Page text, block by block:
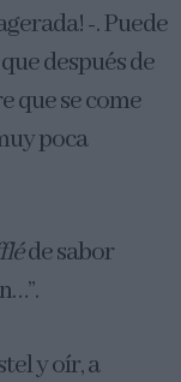
-. Puede
después de
que se come
poca
de sabor
y oír, a